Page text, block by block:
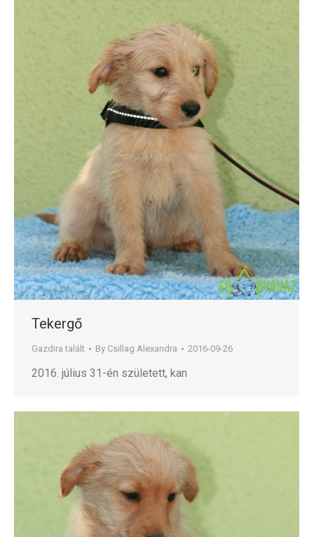
Tekergő
Gazdira talált By Csillag Alexandra 2016-09-26
2016. július 31-én született, kan